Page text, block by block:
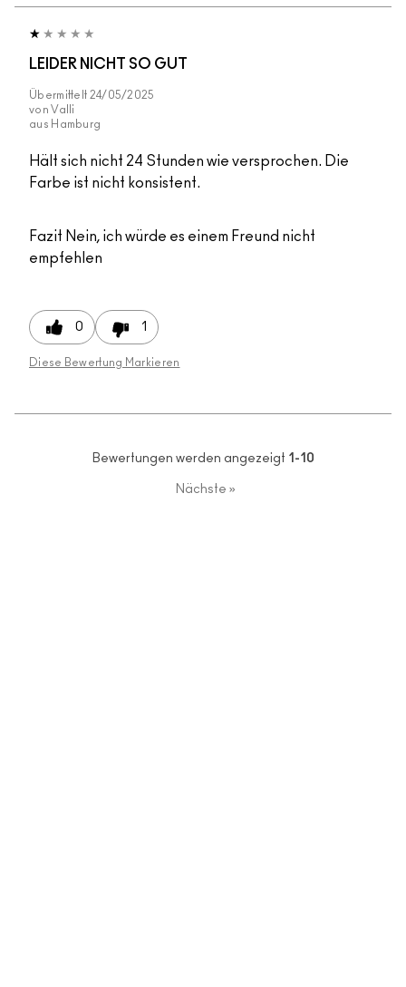
LEIDER NICHT SO GUT
Übermittelt 24/05/2025
von Valli
aus Hamburg
Hält sich nicht 24 Stunden wie versprochen. Die
Farbe ist nicht konsistent.
Fazit Nein, ich würde es einem Freund nicht
empfehlen
0 1
Diese Bewertung Markieren
Bewertungen werden angezeigt 1-10
Nächste »